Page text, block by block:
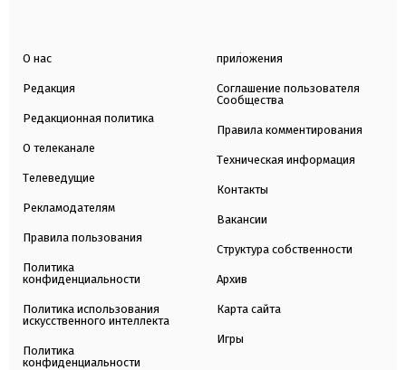
О нас
Редакция
Редакционная политика
О телеканале
Телеведущие
Рекламодателям
Правила пользования
Политика
конфиденциальности
Политика использования
искусственного интеллекта
Политика
конфиденциальности
приложения
Соглашение пользователя
Сообщества
Правила комментирования
Техническая информация
Контакты
Вакансии
Структура собственности
Архив
Карта сайта
Игры